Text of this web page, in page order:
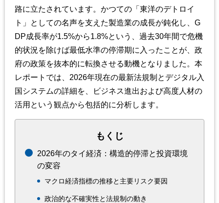
路に立たされています。かつての「東洋のデトロイ
ト」としての名声を支えた製造業の成長が鈍化し、G
DP成長率が1.5%から1.8%という、過去30年間で危機
的状況を除けば最低水準の停滞期に入ったことが、政
府の政策を抜本的に転換させる動機となりました。本
レポートでは、2026年現在の最新法規制とデジタル入
国システムの詳細を、ビジネス進出および高度人材の
活用という観点から包括的に分析します。
もくじ
2026年のタイ経済：構造的停滞と投資環境
の変容
マクロ経済指標の推移と主要リスク要因
政治的な不確実性と法規制の動き